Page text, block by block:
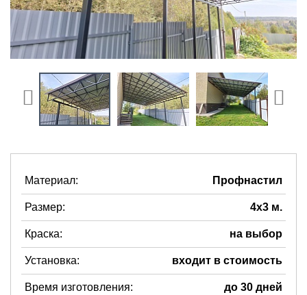
Материал: Профнастил
Размер: 4х3 м.
Краска: на выбор
Установка: входит в стоимость
Время изготовления: до 30 дней